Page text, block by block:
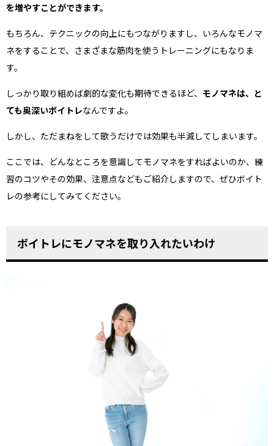
を増やすことができます。
もちろん、テクニックの向上にもつながりますし、いろんなモノマ
ネをすることで、さまざまな筋肉を使うトレーニングにもなりま
す。
しっかり取り組めば劇的な変化も期待できるほど、 モノマネは、と
ても奥深いボイトレなんですよ。
しかし、ただまねをして歌うだけでは効果も半減してしまいます。
ここでは、どんなところを意識してモノマネをすればよいのか、練
習のコツやその効果、注意点などもご紹介しますので、ぜひボイト
レの参考にしてみてください。
ボイトレにモノマネを取り入れたいわけ